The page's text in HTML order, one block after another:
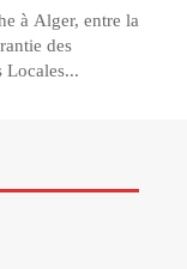
à Alger, entre la
des
Locales...